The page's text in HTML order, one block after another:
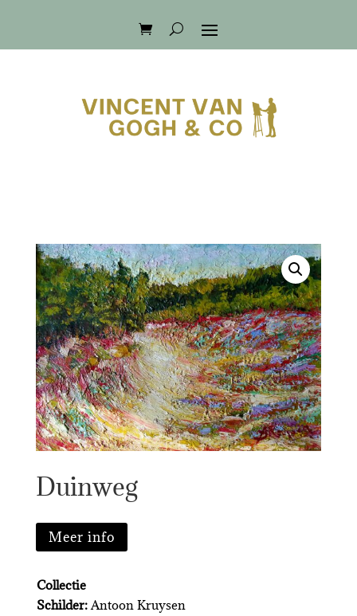
Duinweg
Meer info
Collectie
Schilder:Antoon Kruysen